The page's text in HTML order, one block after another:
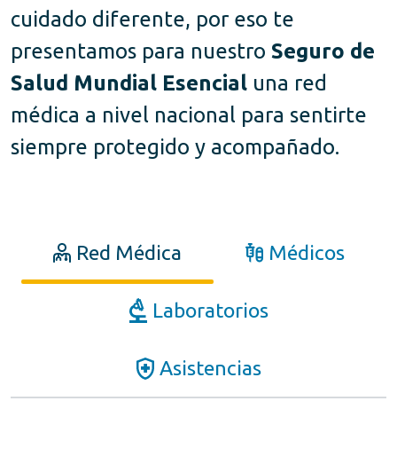
cuidado diferente, por eso te
presentamos para nuestro Seguro de
Salud Mundial Esencial una red
médica a nivel nacional para sentirte
siempre protegido y acompañado.
Red Médica Médicos
Laboratorios
Asistencias